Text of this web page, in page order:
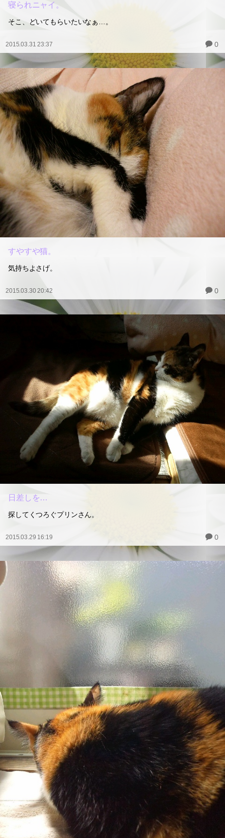
寝られニャイ。
そこ、どいてもらいたいなぁ…。
2015.03.31 23:37 0
すやすや猫。
気持ちよさげ。
2015.03.30 20:42 0
日差しを…
探してくつろぐプリンさん。
2015.03.29 16:19 0